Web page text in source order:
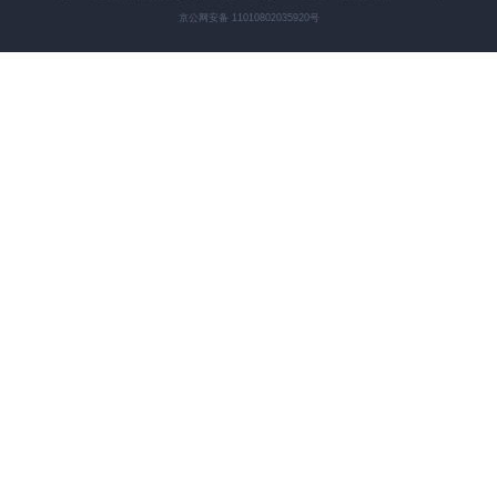
京公网安备 11010802035920号